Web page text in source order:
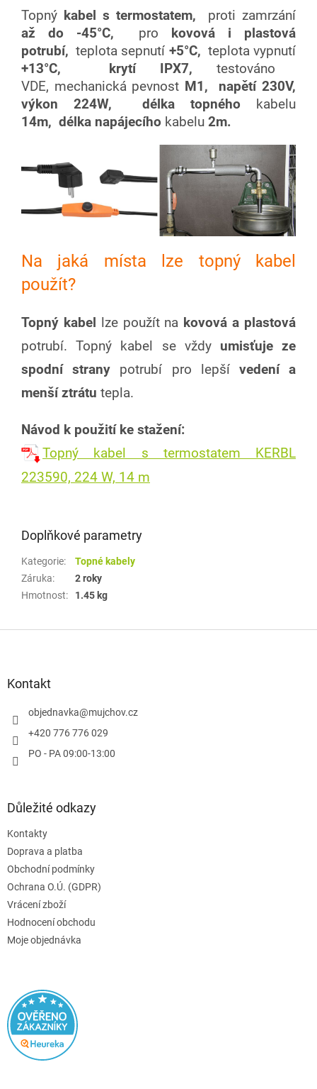
Topný kabel s termostatem, proti zamrzání
až do -45°C,
pro kovová i plastová
potrubí,teplota sepnutí +5°C, teplota vypnutí
+13°C,
krytí IPX7, testováno
VDE, mechanická pevnost M1, napětí 230V,
výkon 224W,délka topného kabelu
14m, délka napájecího kabelu 2m.
Na jaká místa lze topný kabel
použít?
Topný kabel lze použít na kovová a plastová
potrubí. Topný kabel se vždy umisťuje ze
spodní strany potrubí pro lepší vedení a
menší ztrátu tepla.
Návod k použití ke stažení:
Topný kabel s termostatem KERBL
223590, 224 W, 14 m
Doplňkové parametry
Kategorie:
Topné kabely
Záruka:
2 roky
Hmotnost: 1.45 kg
Kontakt
objednavka@mujchov.cz
+420 776 776 029
PO - PA 09:00-13:00
Důležité odkazy
Kontakty
Doprava a platba
Obchodní podmínky
Ochrana O.Ú. (GDPR)
Vrácení zboží
Hodnocení obchodu
Moje objednávka